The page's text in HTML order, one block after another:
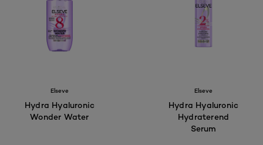
Elseve
Hydra Hyaluronic
Wonder Water
Elseve
Hydra Hyaluronic
Hydraterend
Serum